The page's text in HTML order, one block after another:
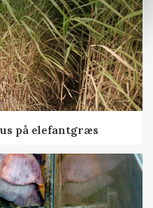
på elefantgræs